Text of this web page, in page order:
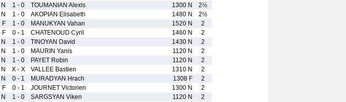
1 - 0 TOUMANIAN Alexis 1300 N
2½
1 - 0 AKOPIAN Elisabeth 1480 N
2½
F 1 - 0 MANUKYAN Vahan 1520 N
2
F 0 - 1 CHATENOUD Cyril 1460 N
2
1 - 0 TINOYAN David 1430 N
2
1 - 0 MAURIN Yanis 1120 N
2
1 - 0 PAYET Robin 1120 N
2
X - X VALLEE Bastien 1310 N
2
0 - 1 MURADYAN Hrach 1308 F
2
F 0 - 1 JOURNET Victorien 1300 N
2
1 - 0 SARGSYAN Viken 1120 N
2